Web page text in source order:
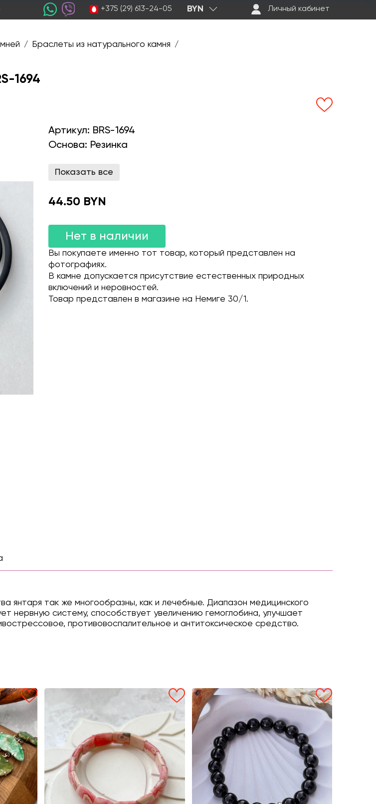
+375 (29) 613-24-05 BYN Личный кабинет
/ Браслеты из натурального камня /
1694
Артикул: BRS-1694
Основа: Резинка
Показать все
44.50 BYN
Нет в наличии
Вы покупаете именно тот товар, который представлен на
фотографиях.
В камне допускается присутствие естественных природных
включений и неровностей.
Товар представлен в магазине на Немиге 30/1.
янтаря так же многообразны, как и лечебные. Диапазон медицинского
нервную систему, способствует увеличению гемоглобина, улучшает
противовоспалительное и антитоксическое средство.